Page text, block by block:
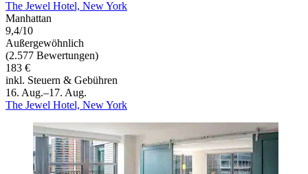
The Jewel Hotel, New York
Manhattan
9,4/10
Außergewöhnlich
(2.577 Bewertungen)
183 €
inkl. Steuern & Gebühren
16. Aug.–17. Aug.
The Jewel Hotel, New York